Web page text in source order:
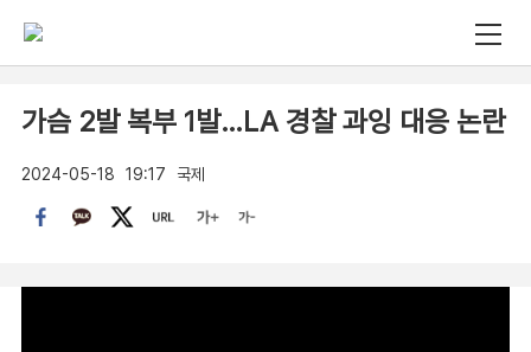
가슴 2발 복부 1발…LA 경찰 과잉 대응 논란
2024-05-18 19:17 국제